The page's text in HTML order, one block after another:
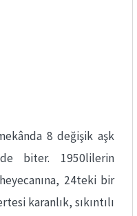
8 değişik aşk
biter. 1950lilerin
24teki bir
karanlık, sıkıntılı